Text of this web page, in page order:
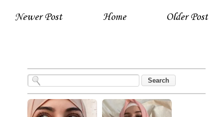
Newer Post Older Post
Home